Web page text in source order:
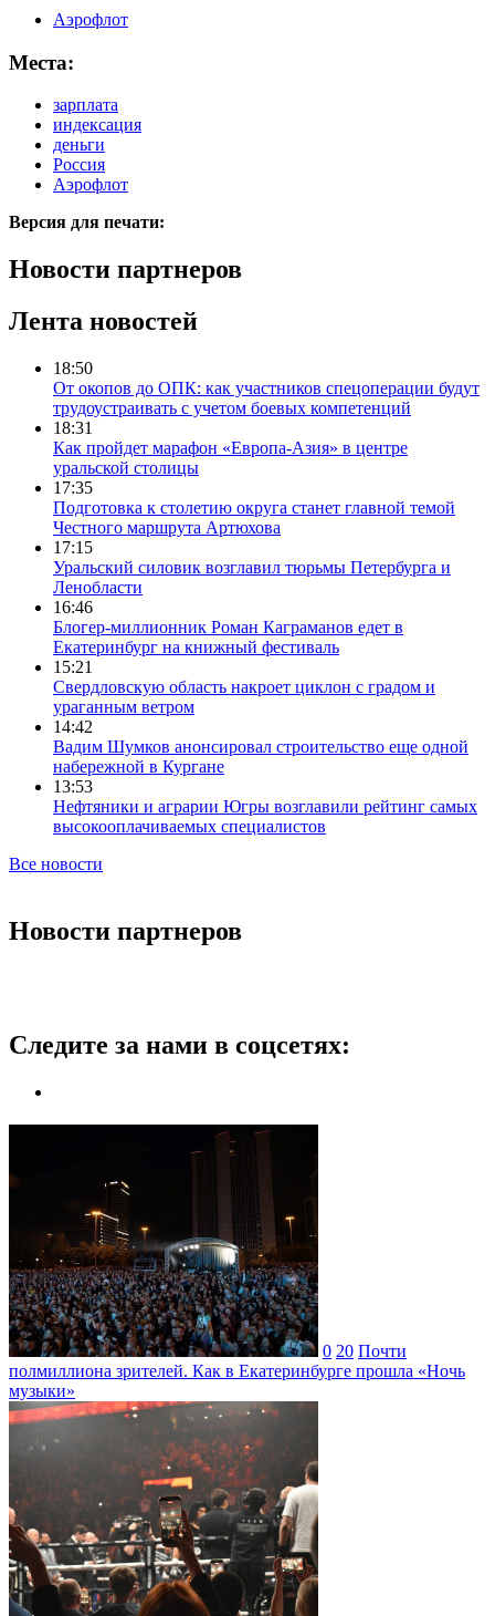
Аэрофлот
Места:
зарплата
индексация
деньги
Россия
Аэрофлот
Версия для печати:
Новости партнеров
Лента новостей
18:50
От окопов до ОПК: как участников спецоперации будут
трудоустраивать с учетом боевых компетенций
18:31
Как пройдет марафон «Европа-Азия» в центре
уральской столицы
17:35
Подготовка к столетию округа станет главной темой
Честного маршрута Артюхова
17:15
Уральский силовик возглавил тюрьмы Петербурга и
Ленобласти
16:46
Блогер-миллионник Роман Каграманов едет в
Екатеринбург на книжный фестиваль
15:21
Свердловскую область накроет циклон с градом и
ураганным ветром
14:42
Вадим Шумков анонсировал строительство еще одной
набережной в Кургане
13:53
Нефтяники и аграрии Югры возглавили рейтинг самых
высокооплачиваемых специалистов
Все новости
Новости партнеров
Следите за нами в соцсетях:
0 20 Почти
полмиллиона зрителей. Как в Екатеринбурге прошла «Ночь
музыки»